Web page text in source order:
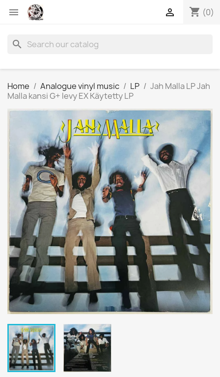
 shopping_cart (0)

search
Home Analogue vinyl music LP
Jah Malla LP Jah
Malla kansi G+ levy EX Käytetty LP